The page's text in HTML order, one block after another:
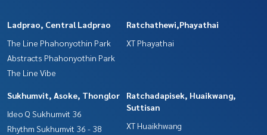
Ladprao, Central Ladprao
The Line Phahonyothin Park
Abstracts Phahonyothin Park
The Line Vibe
Ratchathewi,Phayathai
XT Phayathai
Sukhumvit, Asoke, Thonglor
Ideo Q Sukhumvit 36
Rhythm Sukhumvit 36 - 38
Ratchadapisek, Huaikwang,
Suttisan
XT Huaikhwang